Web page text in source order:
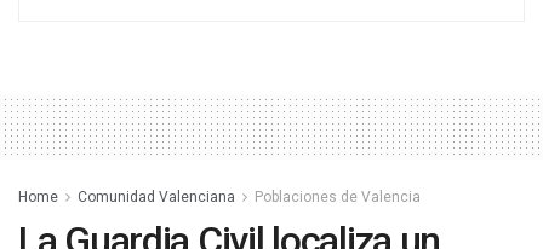
Home Comunidad Valenciana Poblaciones de Valencia